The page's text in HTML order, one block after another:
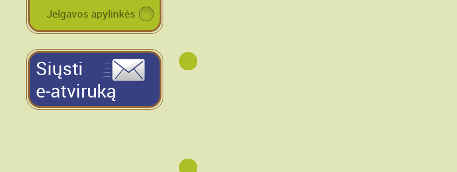
Jelgavos apylinkės
Siųsti
e-atviruką